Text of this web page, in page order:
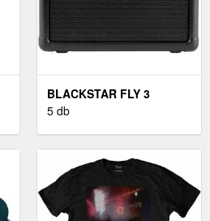
BLACKSTAR FLY 3
BLACK
5 db